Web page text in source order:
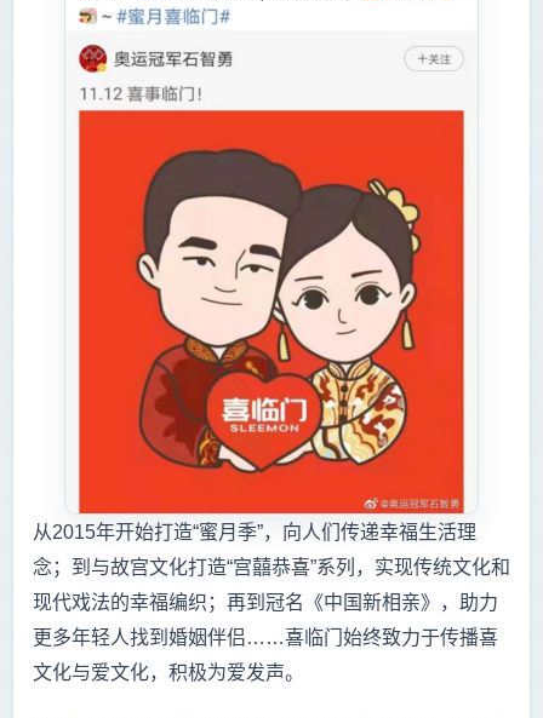
从2015年开始打造“蜜月季”，向人们传递幸福生活理
念；到与故宫文化打造“宫囍恭喜”系列，实现传统文化和
现代戏法的幸福编织；再到冠名《中国新相亲》，助力
更多年轻人找到婚姻伴侣……喜临门始终致力于传播喜
文化与爱文化，积极为爱发声。